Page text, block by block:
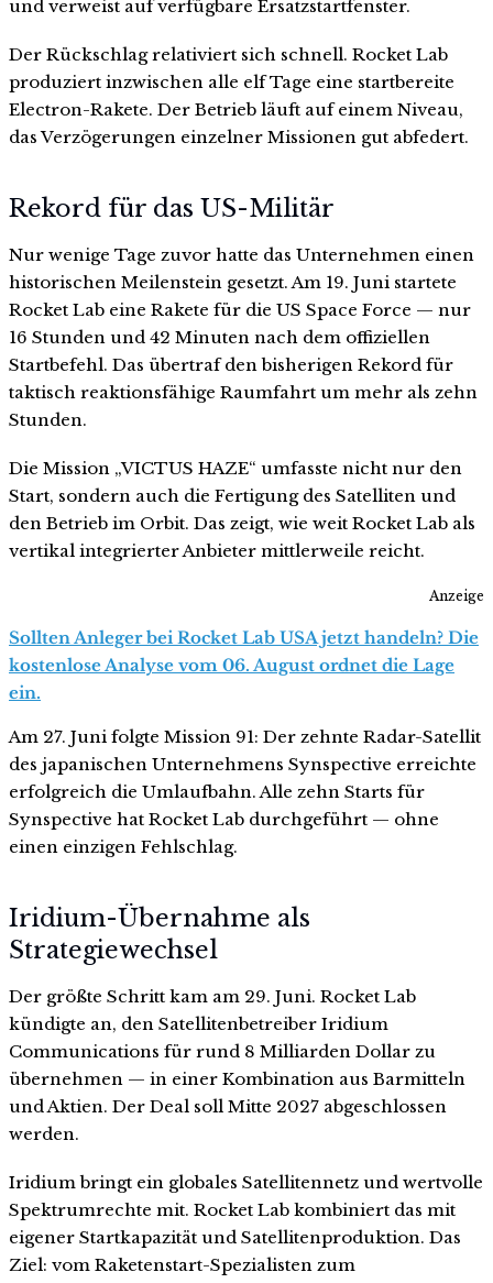
und verweist auf verfügbare Ersatzstartfenster.
Der Rückschlag relativiert sich schnell. Rocket Lab
produziert inzwischen alle elf Tage eine startbereite
Electron-Rakete. Der Betrieb läuft auf einem Niveau,
das Verzögerungen einzelner Missionen gut abfedert.
Rekord für das US-Militär
Nur wenige Tage zuvor hatte das Unternehmen einen
historischen Meilenstein gesetzt. Am 19. Juni startete
Rocket Lab eine Rakete für die US Space Force — nur
16 Stunden und 42 Minuten nach dem offiziellen
Startbefehl. Das übertraf den bisherigen Rekord für
taktisch reaktionsfähige Raumfahrt um mehr als zehn
Stunden.
Die Mission „VICTUS HAZE“ umfasste nicht nur den
Start, sondern auch die Fertigung des Satelliten und
den Betrieb im Orbit. Das zeigt, wie weit Rocket Lab als
vertikal integrierter Anbieter mittlerweile reicht.
Anzeige
Sollten Anleger bei Rocket Lab USA jetzt handeln? Die
kostenlose Analyse vom 06. August ordnet die Lage
ein.
Am 27. Juni folgte Mission 91: Der zehnte Radar-Satellit
des japanischen Unternehmens Synspective erreichte
erfolgreich die Umlaufbahn. Alle zehn Starts für
Synspective hat Rocket Lab durchgeführt — ohne
einen einzigen Fehlschlag.
Iridium-Übernahme als
Strategiewechsel
Der größte Schritt kam am 29. Juni. Rocket Lab
kündigte an, den Satellitenbetreiber Iridium
Communications für rund 8 Milliarden Dollar zu
übernehmen — in einer Kombination aus Barmitteln
und Aktien. Der Deal soll Mitte 2027 abgeschlossen
werden.
Iridium bringt ein globales Satellitennetz und wertvolle
Spektrumrechte mit. Rocket Lab kombiniert das mit
eigener Startkapazität und Satellitenproduktion. Das
Ziel: vom Raketenstart-Spezialisten zum